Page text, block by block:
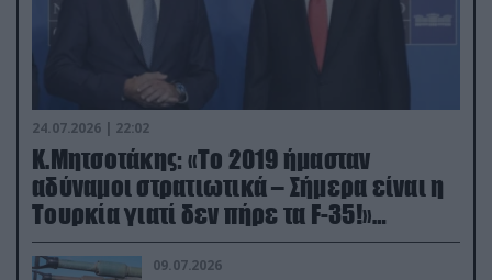
24.07.2026 | 22:02
Κ.Μητσοτάκης: «Το 2019 ήμασταν
αδύναμοι στρατιωτικά – Σήμερα είναι η
Τουρκία γιατί δεν πήρε τα F-35!»
(βίντεο)
09.07.2026